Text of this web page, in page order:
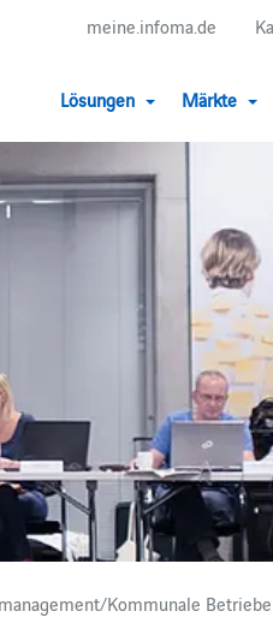
meine.infoma.de
Lösungen Märkte
Kommunale